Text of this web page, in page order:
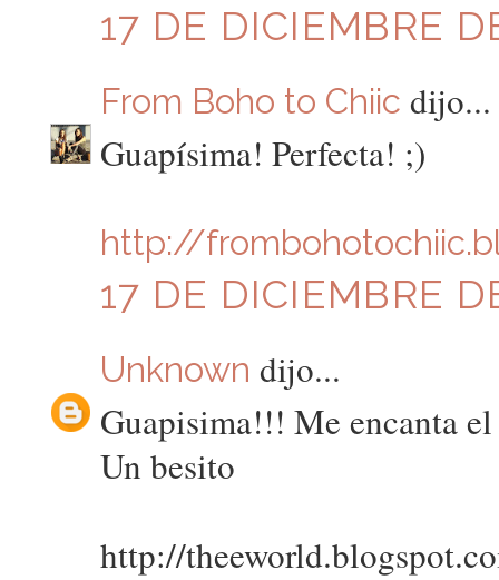
17 DE DICIEMBRE
From Boho to Chiic dijo...
Guapísima! Perfecta! ;)
http://
17 DE DICIEMBRE
Unknown dijo...
Guapisima!!! Me encanta
Un besito
http://